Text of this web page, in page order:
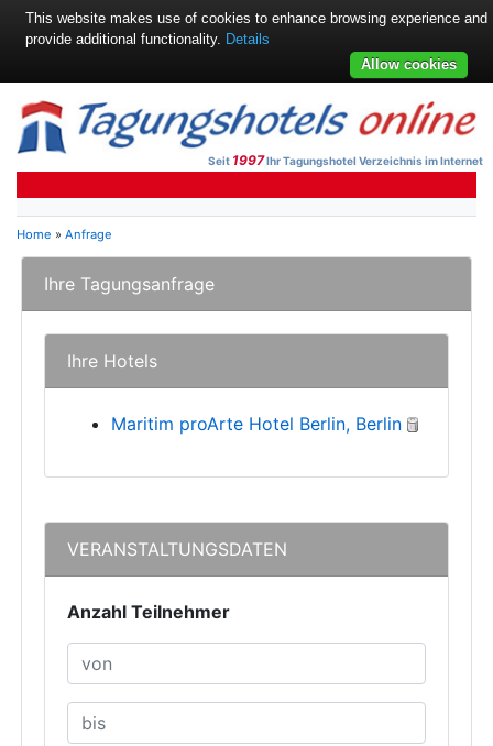
Seit 1997Ihr Tagungshotel Verzeichnis im Internet
Home » Anfrage
Ihre Tagungsanfrage
Ihre Hotels
Maritim proArte Hotel Berlin, Berlin
VERANSTALTUNGSDATEN
Anzahl Teilnehmer
This website makes use of cookies to enhance browsing experience and
provide additional functionality. Details
Allow cookies